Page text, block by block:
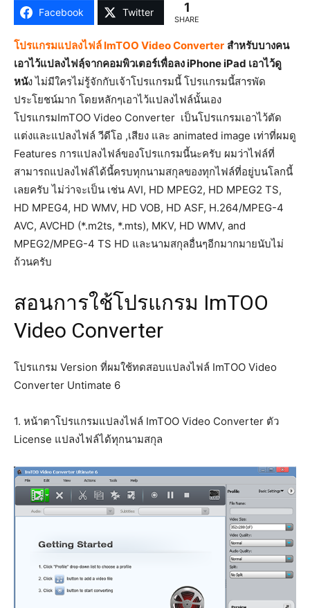
Facebook Twitter 1
SHARE
โปรแกรมแปลงไฟล์ ImTOO Video Converter สำหรับบางคน
เอาไว้แปลงไฟลฺ์จากคอมพิวเตอร์เพื่อลง iPhone iPad เอาไว้ดู
หนัง ไม่มีใครไม่รู้จักกับเจ้าโปรแกรมนี้ โปรแกรมนี้สารพัด
ประโยชน์มาก โดยหลักๆเอาไว้แปลงไฟล์นั้นเอง
โปรแกรมImTOO Video Converter เป็นโปรแกรมเอาไว้ตัด
แต่งและแปลงไฟล์ วีดีโอ ,เสียง และ animated image เท่าที่ผมดู
Features การแปลงไฟล์ของโปรแกรมนี้นะครับ ผมว่าไฟล์ที่
สามารถแปลงไฟล์ได้นี้ครบทุกนามสกุลของทุกไฟล์ที่อยู่บนโลกนี้
เลยครับ ไม่ว่าจะเป็น เช่น AVI, HD MPEG2, HD MPEG2 TS,
HD MPEG4, HD WMV, HD VOB, HD ASF, H.264/MPEG-4
AVC, AVCHD (*.m2ts, *.mts), MKV, HD WMV, and
MPEG2/MPEG-4 TS HD และนามสกุลอื่นๆอีกมากมายนับไม่
ถ้วนครับ
สอนการใช้โปรแกรม ImTOO
Video Converter
โปรแกรม Version ที่ผมใช้ทดสอบแปลงไฟล์ ImTOO Video
Converter Untimate 6
1. หน้าตาโปรแกรมแปลงไฟล์ ImTOO Video Converter ตัว
License แปลงไฟล์ได้ทุกนามสกุล